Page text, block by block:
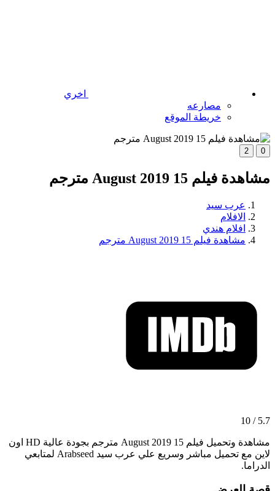
اخري
مصارعه
خريطة الموقع
0
2
مشاهدة فيلم 15 August 2019 مترجم
عرب سيد
الافلام
افلام هندي
مشاهدة فيلم 15 August 2019 مترجم
5.7 / 10
مشاهدة وتحميل فيلم 15 August 2019 مترجم بجودة عالية HD اون
لاين مع تحميل مباشر وسريع علي عرب سيد Arabseed لمتابعي
الدراما.